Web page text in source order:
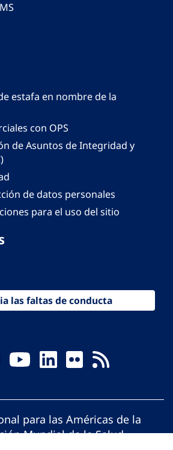
estafa en nombre de la
con OPS
de Asuntos de Integridad y
de datos personales
para el uso del sitio
las faltas de conducta
para las Américas de la
Mundial de la Salud